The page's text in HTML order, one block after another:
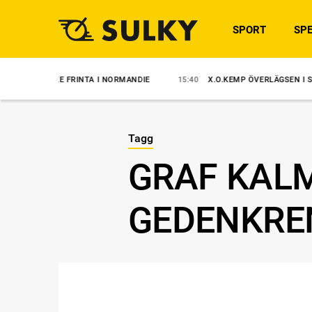
SPORT
FRINTA I NORMANDIE 15:40 X.O.KEMP ÖVERLÄGSEN I
Tagg
GRAF